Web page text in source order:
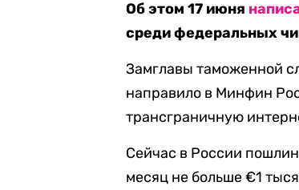
Об этом 17 июня
среди федеральных
Замглавы таможенной
направило в Минфин
трансграничную
Сейчас в России
месяц не больше €1